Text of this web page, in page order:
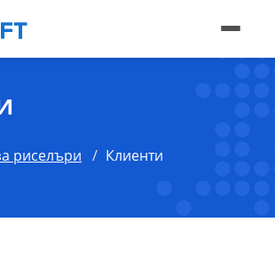
риселъри Клиенти